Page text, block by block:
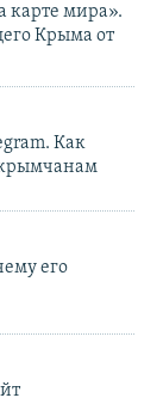
карте мира».
Крыма от
Как
его